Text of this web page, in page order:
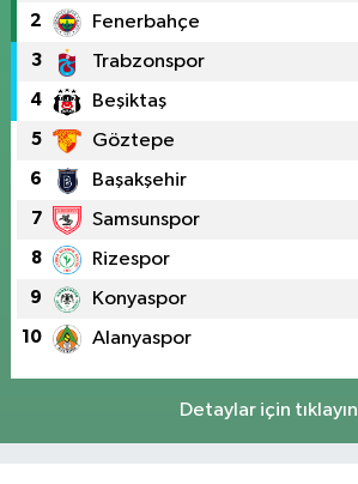
2 Fenerbahçe
3 Trabzonspor
4 Beşiktaş
5 Göztepe
6 Başakşehir
7 Samsunspor
8 Rizespor
9 Konyaspor
10 Alanyaspor
Detaylar için tıklayın